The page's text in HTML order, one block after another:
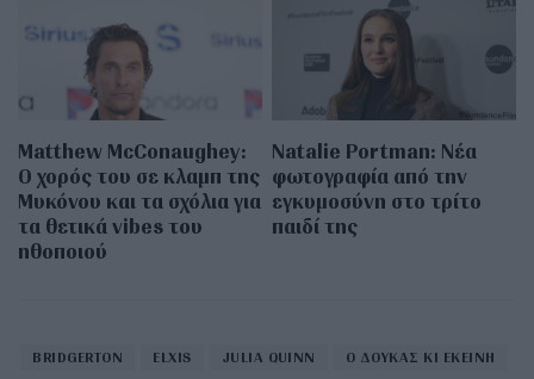
Matthew McConaughey:
Ο χορός του σε κλαμπ της
Μυκόνου και τα σχόλια για
τα θετικά vibes του
ηθοποιού
Natalie Portman: Νέα
φωτογραφία από την
εγκυμοσύνη στο τρίτο
παιδί της
BRIDGERTON ELXIS JULIA QUINN Ο ΔΟΥΚΑΣ ΚΙ ΕΚΕΙΝΗ